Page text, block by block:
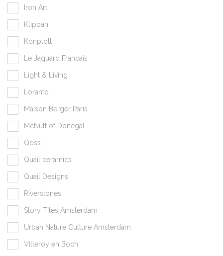
Iron Art
Klippan
Konplott
Le Jaquard Francais
Light & Living
Loranto
Maison Berger Paris
McNutt of Donegal
Qoss
Quail ceramics
Quail Designs
Riverstones
Story Tiles Amsterdam
Urban Nature Culture Amsterdam
Villeroy en Boch